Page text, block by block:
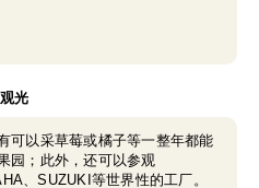
光
可以采草莓或橘子等一整年都能
园；此外，还可以参观
、SUZUKI等世界性的工厂。